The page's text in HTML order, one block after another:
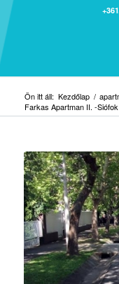
Ön itt áll: Kezdőlap /
Farkas Apartman II. -